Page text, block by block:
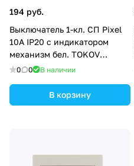
194 руб.
Выключатель 1-кл. СП Pixel
10А IP20 с индикатором
механизм бел. TOKOV
ELECTRIC TKE-PX-V1I-C01
0 0 В наличии
В корзину